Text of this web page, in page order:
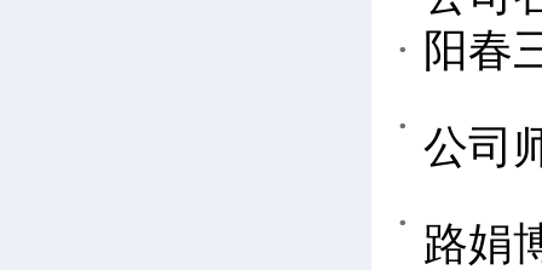
阳春
公司
路娟